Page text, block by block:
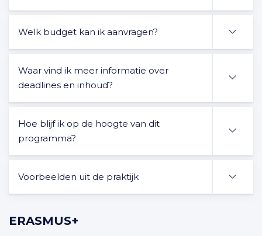
Welk budget kan ik aanvragen?
Waar vind ik meer informatie over
deadlines en inhoud?
Hoe blijf ik op de hoogte van dit
programma?
Voorbeelden uit de praktijk
ERASMUS+